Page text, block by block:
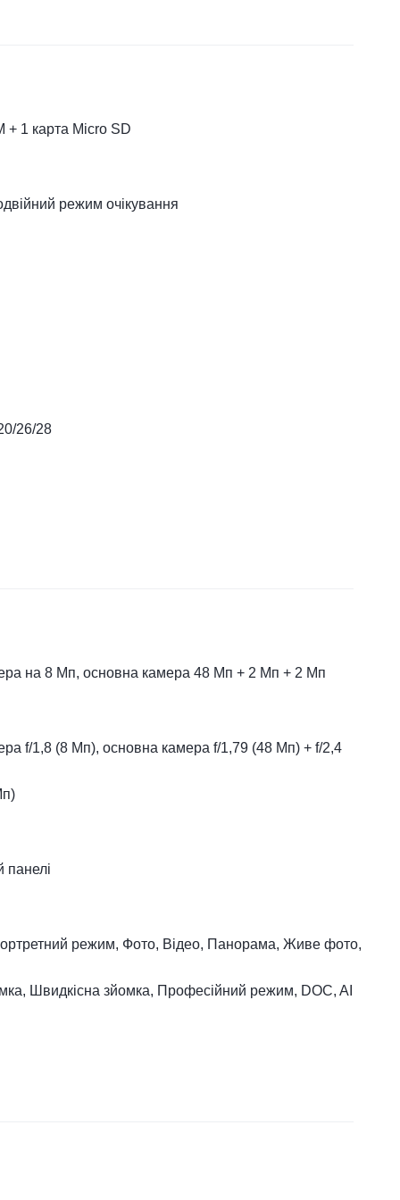
+ 1 карта Micro SD
режим очікування
26/28
на 8 Мп, основна камера 48 Мп + 2 Мп + 2 Мп
f/1,8 (8 Мп), основна камера f/1,79 (48 Мп) + f/2,4
панелі
режим, Фото, Відео, Панорама, Живе фото,
Швидкісна зйомка, Професійний режим, DOC, AI